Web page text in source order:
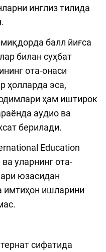
инглиз тилида
балл йиғса
билан суҳбат
ота-онаси
ҳолларда эса,
ҳам иштирок
аудио ва
берилади.
Education
уларнинг ота-
юзасидан
имтиҳон ишларини
сифатида